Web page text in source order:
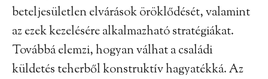
beteljesületlen elvárások öröklődését, valamint
az ezek kezelésére alkalmazható stratégiákat.
Továbbá elemzi, hogyan válhat a családi
küldetés teherből konstruktív hagyatékká. Az